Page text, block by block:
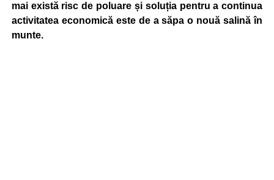
mai există risc de poluare și soluția pentru a continua
activitatea economică este de a săpa o nouă salină în
munte.